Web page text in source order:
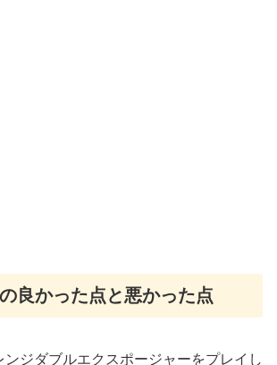
良かった点と悪かった点
ンジダブルエクスポージャーをプレイし